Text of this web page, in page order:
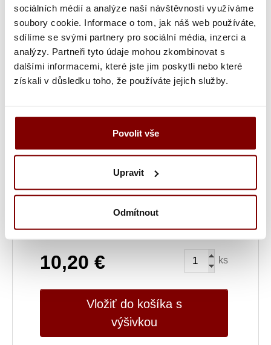
sociálních médií a analýze naší návštěvnosti využíváme
soubory cookie. Informace o tom, jak náš web používáte,
sdílíme se svými partnery pro sociální média, inzerci a
analýzy. Partneři tyto údaje mohou zkombinovat s
dalšími informacemi, které jste jim poskytli nebo které
získali v důsledku toho, že používáte jejich služby.
Povolit vše
Upravit
Odmítnout
Vyšití textu + 5.10€Maximálně dvouřádkové
vyšití jména, přezdívky nebo pracovní pozice.
Grafická úprava a vyšitie (logo + text) +
34.69€Ak ste u nás už logo vyšívali, máme ho
uložené a toto políčko pre vás neplatí. Maximálne
Vyšitie loga a textu (bez grafickej úpravy) +
chcete ho znovu vyšiť z loga, ktoré už máme u
10,20 € ks
Vložiť do košíka s
výšivkou